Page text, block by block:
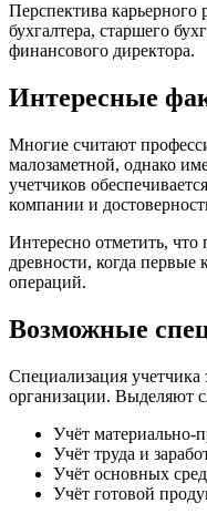
Перспектива карьерного
бухгалтера, старшего
финансового директора.
Интересные
Многие считают
малозаметной, однако
учетчиков
компании и
Интересно отметить, что
древности, когда
операций.
Возможные
Специализация учетчика
организации. Выделяют
Учёт материально-
Учёт труда и
Учёт основных
Учёт готовой